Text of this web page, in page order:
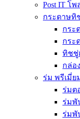
Post IT โ
กระดาษทิ
กระ
กระ
ทิชชู่
กล่อ
ร่ม พรีเมี่ย
ร่มต
ร่มพั
ร่มพั